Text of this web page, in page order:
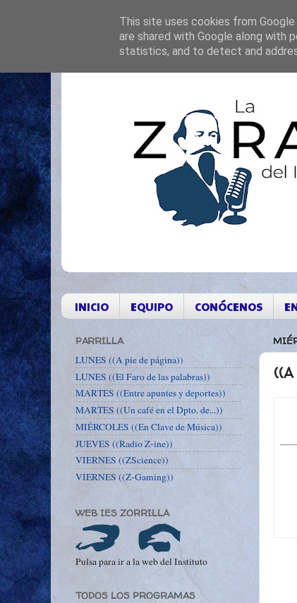
INICIO EQUIPO CONÓCENOS
PARRILLA
LUNES ((A pie de página))
LUNES ((El Faro de las palabras))
MARTES ((Entre apuntes y deportes))
MARTES ((Un café en el Dpto. de...))
MIÉRCOLES ((En Clave de Música))
JUEVES ((Radio Z-ine))
VIERNES ((ZScience))
VIERNES ((Z-Gaming))
WEB IES ZORRILLA
Pulsa para ir a la web del Instituto
TODOS LOS PROGRAMAS
This site uses cookies from
are shared with Google along with
statistics, and to detect and